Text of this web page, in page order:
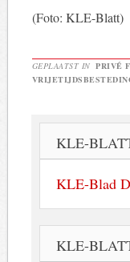
(Foto: KLE-Blatt)
GEPLAATST IN PRIVÉ
KLE-
KLE-Blad
KLE-